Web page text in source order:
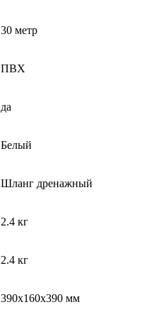
30 метр
ПВХ
да
Белый
Шланг дренажный
2.4 кг
2.4 кг
390x160x390 мм